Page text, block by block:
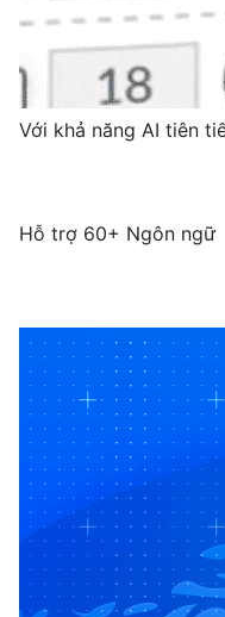
Với khả năng AI tiên
Hỗ trợ 60+ Ngôn ngữ